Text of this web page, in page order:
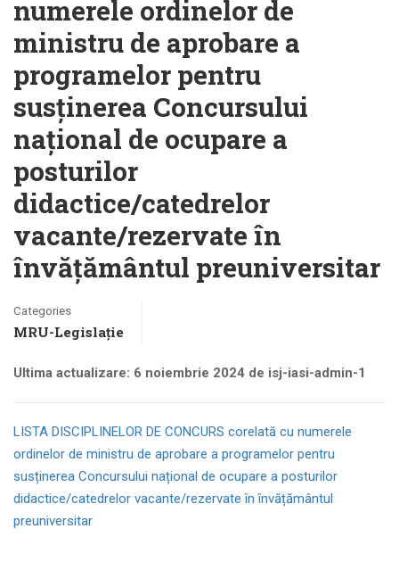
numerele ordinelor de
ministru de aprobare a
programelor pentru
susținerea Concursului
național de ocupare a
posturilor
didactice/catedrelor
vacante/rezervate în
învățământul preuniversitar
Categories
MRU-Legislație
Ultima actualizare: 6 noiembrie 2024 de isj-iasi-admin-1
LISTA DISCIPLINELOR DE CONCURS corelată cu numerele
ordinelor de ministru de aprobare a programelor pentru
susținerea Concursului național de ocupare a posturilor
didactice/catedrelor vacante/rezervate în învățământul
preuniversitar